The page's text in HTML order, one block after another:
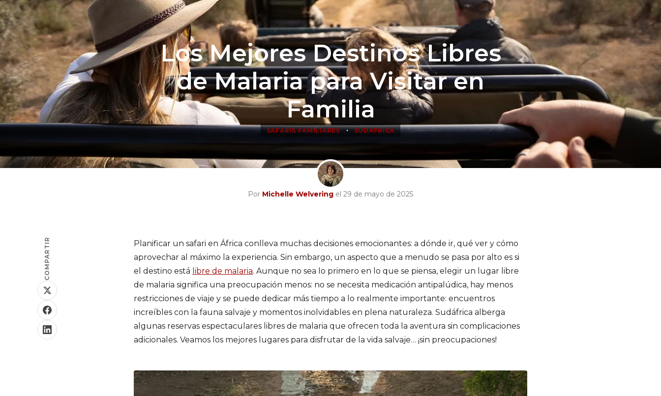
Los Mejores Destinos Libres
de Malaria para Visitar en
Familia
SAFARIS FAMILIARES • SUDÁFRICA
Por Michelle Welvering el 29 de mayo de 2025
COMPARTIR
Planificar un safari en África conlleva muchas decisiones emocionantes: a dónde ir, qué ver y cómo
aprovechar al máximo la experiencia. Sin embargo, un aspecto que a menudo se pasa por alto es si
el destino está libre de malaria. Aunque no sea lo primero en lo que se piensa, elegir un lugar libre
de malaria significa una preocupación menos: no se necesita medicación antipalúdica, hay menos
restricciones de viaje y se puede dedicar más tiempo a lo realmente importante: encuentros
increíbles con la fauna salvaje y momentos inolvidables en plena naturaleza. Sudáfrica alberga
algunas reservas espectaculares libres de malaria que ofrecen toda la aventura sin complicaciones
adicionales. Veamos los mejores lugares para disfrutar de la vida salvaje… ¡sin preocupaciones!